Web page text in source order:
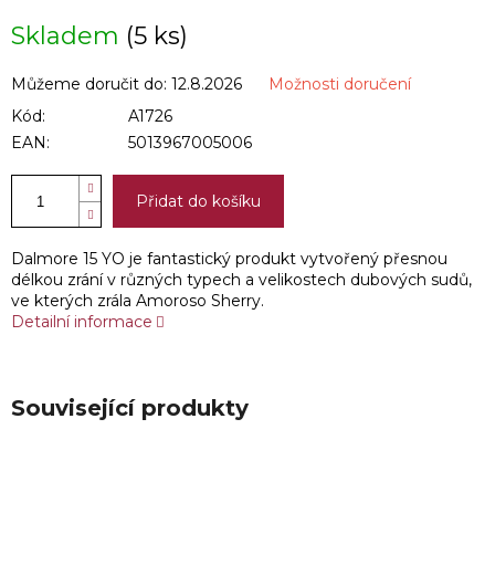
cena:
Skladem (5 ks)
Můžeme doručit do: 12.8.2026
Možnosti doručení
Kód:
A1726
EAN:
5013967005006
Přidat do košíku
Dalmore 15 YO je fantastický produkt vytvořený přesnou
délkou zrání v různých typech a velikostech dubových sudů,
ve kterých zrála Amoroso Sherry.
Detailní informace
Související produkty